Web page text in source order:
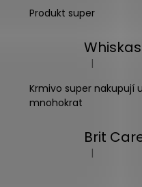
Produkt super
Hodnocení
|
Krmivo super nakupují
mnohokrat
Hodnocení
|